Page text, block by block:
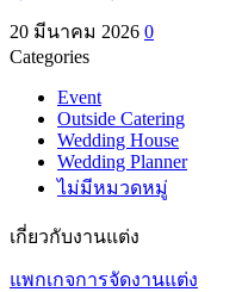
20 มีนาคม 2026 0
Categories
Event
Outside Catering
Wedding House
Wedding Planner
ไม่มีหมวดหมู่
เกี่ยวกับงานแต่ง
แพกเกจการจัดงานแต่ง